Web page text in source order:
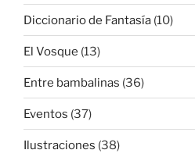
Diccionario de Fantasía (10)
El Vosque (13)
Entre bambalinas (36)
Eventos (37)
Ilustraciones (38)